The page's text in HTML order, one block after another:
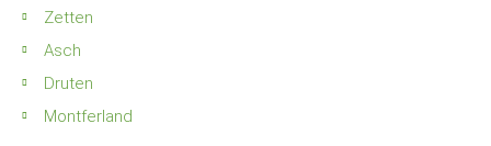
Zetten
Asch
Druten
Montferland